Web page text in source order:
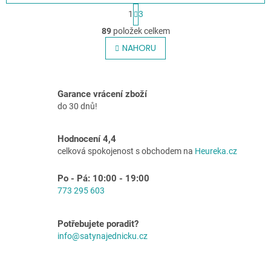
O
v
l
á
c
k
v
ý
s
u
S
t
r
á
n
k
á
n
1
3
89položek celkem
NAHORU
Garance vrácení zboží
do 30 dnů!
Hodnocení 4,4
celková spokojenost s obchodem na Heureka.cz
Po - Pá: 10:00 - 19:00
773 295 603
Potřebujete poradit?
info@satynajednicku.cz